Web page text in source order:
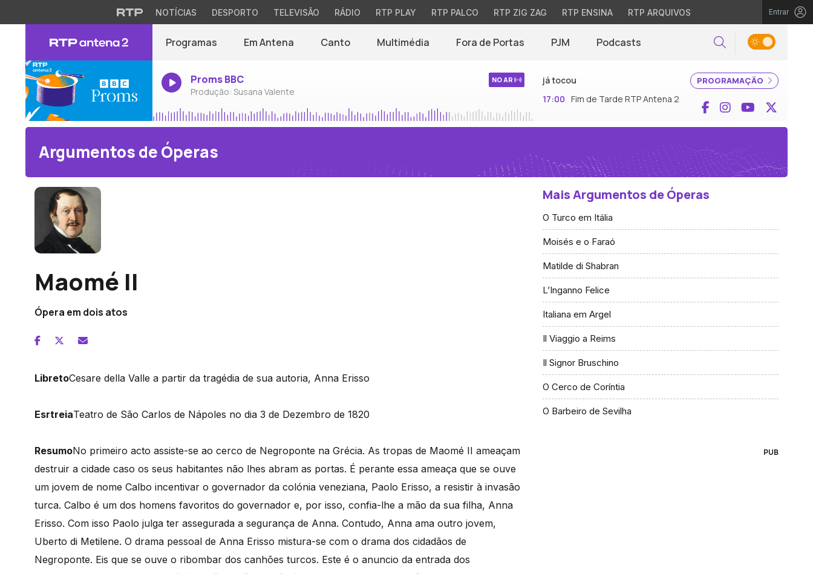
NOTÍCIAS DESPORTO TELEVISÃO RÁDIO RTP PLAY RTP PALCO RTP ZIG ZAG RTP ENSINA RTP ARQUIVOS Entrar
Programas Em Antena Canto Multimédia Fora de Portas PJM Podcasts Pesquisar
Proms BBC
Produção: Susana Valente
NO AR PROGRAMAÇÃO
já tocou
17:00 Fim de Tarde RTP Antena 2 Facebook
InstagramYouTube
Argumentos de Óperas
Maomé II
Ópera em dois atos
LibretoCesare della Valle a partir da tragédia de sua autoria, Anna Erisso
EsrtreiaTeatro de São Carlos de Nápoles no dia 3 de Dezembro de 1820
ResumoNo primeiro acto assiste-se ao cerco de Negroponte na Grécia. As tropas de Maomé II ameaçam
destruir a cidade caso os seus habitantes não lhes abram as portas. É perante essa ameaça que se ouve
um jovem de nome Calbo incentivar o governador da colónia veneziana, Paolo Erisso, a resistir à invasão
turca. Calbo é um dos homens favoritos do governador e, por isso, confia-lhe a mão da sua filha, Anna
Erisso. Com isso Paolo julga ter assegurada a segurança de Anna. Contudo, Anna ama outro jovem,
Uberto di Metilene. O drama pessoal de Anna Erisso mistura-se com o drama dos cidadãos de
Negroponte. Eis que se ouve o ribombar dos canhões turcos. Este é o anuncio da entrada dos
Mais Argumentos de Óperas
O Turco em Itália
Moisés e o Faraó
Matilde di Shabran
L’Inganno Felice
Italiana em Argel
Il Viaggio a Reims
Il Signor Bruschino
O Cerco de Coríntia
O Barbeiro de Sevilha
PUB